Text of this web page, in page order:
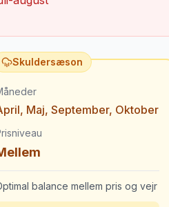
Skuldersæson
, Maj, September, Oktober
balance mellem pris og vejr